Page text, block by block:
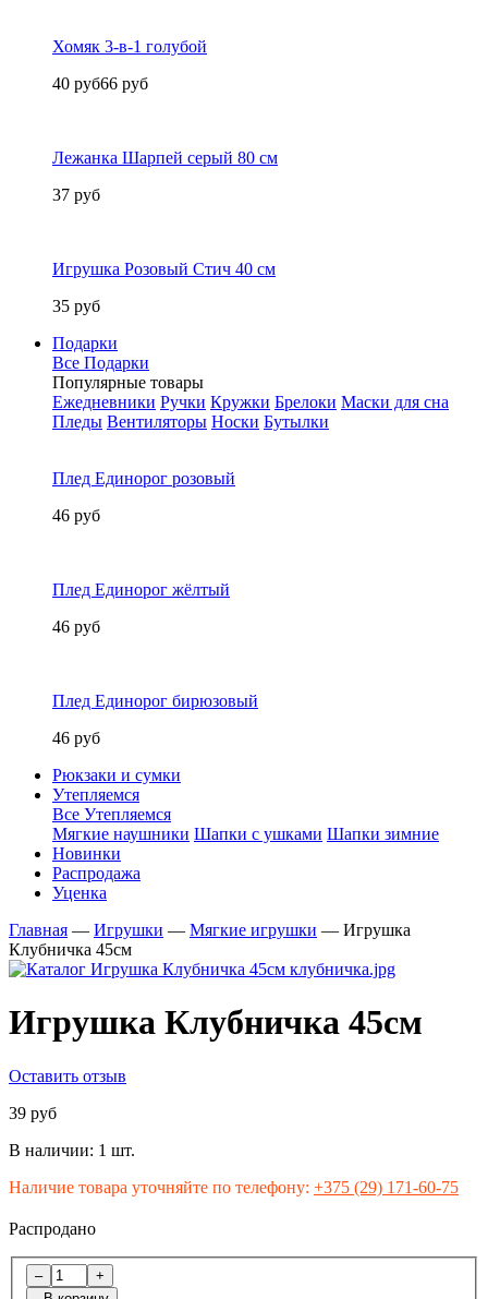
Хомяк 3-в-1 голубой
40 руб66 руб
Лежанка Шарпей серый 80 см
37 руб
Игрушка Розовый Стич 40 см
35 руб
Подарки
Все Подарки
Популярные товары
Ежедневники Ручки Кружки Брелоки Маски для сна
Пледы Вентиляторы Носки Бутылки
Плед Единорог розовый
46 руб
Плед Единорог жёлтый
46 руб
Плед Единорог бирюзовый
46 руб
Рюкзаки и сумки
Утепляемся
Все Утепляемся
Мягкие наушники Шапки с ушками Шапки зимние
Новинки
Распродажа
Уценка
Главная — Игрушки — Мягкие игрушки — Игрушка
Клубничка 45см
Игрушка Клубничка 45см
Оставить отзыв
39 руб
В наличии: 1 шт.
Наличие товара уточняйте по телефону: +375 (29) 171-60-75
Распродано
–
+